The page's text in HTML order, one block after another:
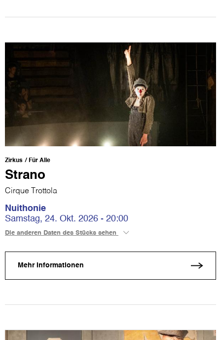
Zirkus Für Alle
Strano
Cirque Trottola
Nuithonie
Samstag, 24. Okt. 2026 - 20:00
Die anderen Daten des Stücks sehen
Mehr Informationen